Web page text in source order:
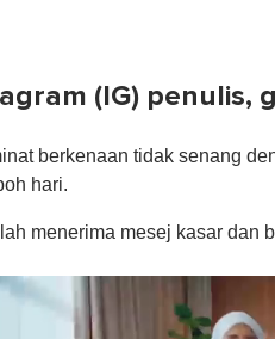
(IG) penulis,
berkenaan tidak senang
hari.
menerima mesej kasar dan